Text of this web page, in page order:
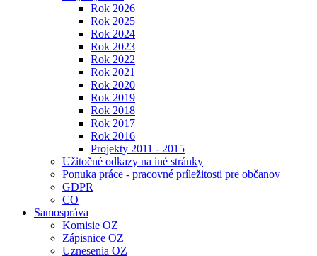
Rok 2026
Rok 2025
Rok 2024
Rok 2023
Rok 2022
Rok 2021
Rok 2020
Rok 2019
Rok 2018
Rok 2017
Rok 2016
Projekty 2011 - 2015
Užitočné odkazy na iné stránky
Ponuka práce - pracovné príležitosti pre občanov
GDPR
CO
Samospráva
Komisie OZ
Zápisnice OZ
Uznesenia OZ